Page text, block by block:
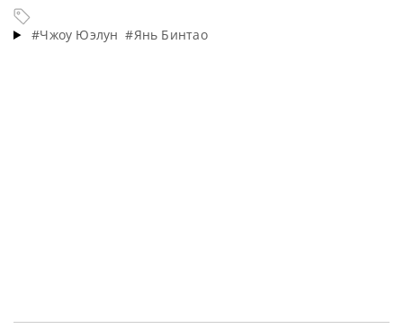
#Чжоу Юэлун #Янь Бинтао